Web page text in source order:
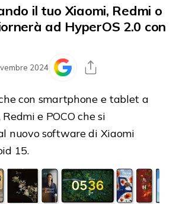
il tuo Xiaomi, Redmi o
ad HyperOS 2.0 con
2024
con smartphone e tablet a
e POCO che si
nuovo software di Xiaomi
15.